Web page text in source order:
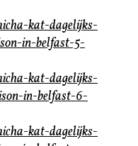
kat-dagelijks-
in-belfast-5-
kat-dagelijks-
in-belfast-6-
kat-dagelijks-